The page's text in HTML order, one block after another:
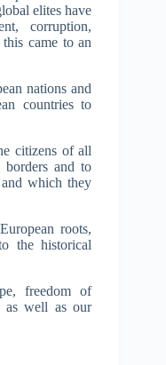
elites have
corruption,
came to an
nations and
countries to
citizens of all
borders and to
which they
roots,
the historical
freedom of
as well as our